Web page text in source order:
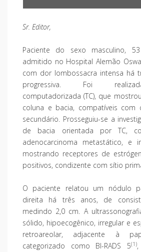
Sr. Editor,
Paciente do sexo masculino,
admitido no Hospital Alemão
com dor lombossacra intensa há
progressiva. Foi
computadorizada (TC), que
coluna e bacia, compatíveis com
secundário. Prosseguiu-se a
de bacia orientada por TC,
adenocarcinoma metastático, e
mostrando receptores de
positivos, condizente com sítio
O paciente relatou um nódulo
direita há três anos, de
medindo 2,0 cm. A
sólido, hipoecogênico, irregular e
retroareolar, adjacente à
categorizado como BI-RADS 5(1)